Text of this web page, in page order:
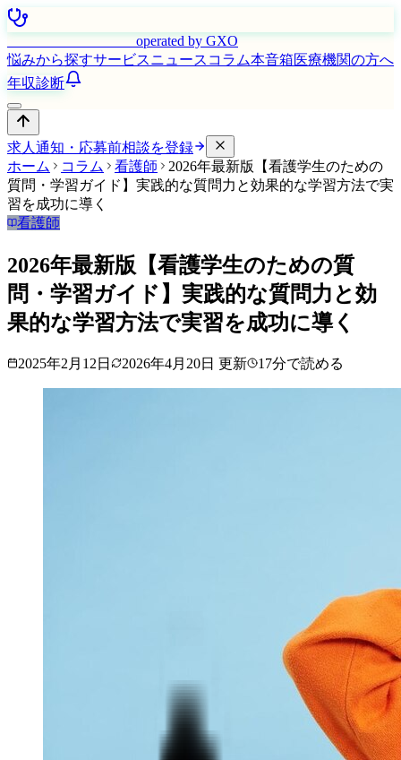
operated by GXO
悩みから探すサービスニュース コラム本音箱医療機関の方へ
年収診断
求人通知・応募前相談を登録
ホーム
コラム 看護師
2026年最新版【看護学生のための
質問・学習ガイド】実践的な質問力と効果的な学習方法で実
習を成功に導く
看護師
2026年最新版【看護学生のための質
問・学習ガイド】実践的な質問力と効
果的な学習方法で実習を成功に導く
2025年2月12日 2026年4月20日 更新 17分で読める